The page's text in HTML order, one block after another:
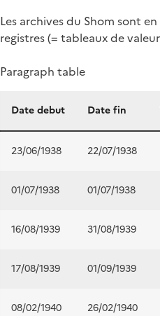
Les archives du Shom sont
registres (= tableaux de
Paragraph table
Date debut Date fin
23/06/1938 22/07/1938
01/07/1938 01/07/1938
16/08/1939 31/08/1939
17/08/1939 01/09/1939
08/02/1940 26/02/1940